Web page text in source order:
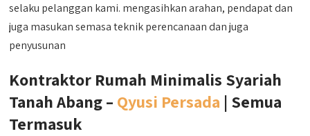
selaku pelanggan kami. mengasihkan arahan, pendapat dan
juga masukan semasa teknik perencanaan dan juga
penyusunan
Kontraktor Rumah Minimalis Syariah
Tanah Abang – Qyusi Persada | Semua
Termasuk